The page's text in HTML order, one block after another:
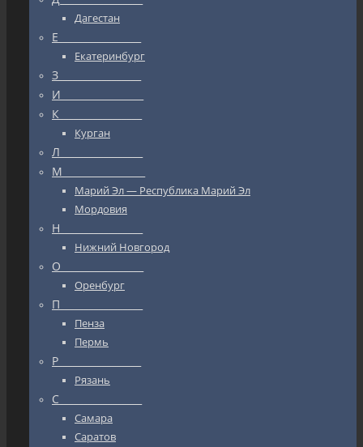
Дагестан
Е_________________
Екатеринбург
З_________________
И_________________
К_________________
Курган
Л_________________
М_________________
Марий Эл — Республика Марий Эл
Мордовия
Н_________________
Нижний Новгород
О_________________
Оренбург
П_________________
Пенза
Пермь
Р_________________
Рязань
С_________________
Самара
Саратов